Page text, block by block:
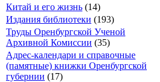
Китай и его жизнь (14)
Издания библиотеки (193)
Труды Оренбургской Ученой
Архивной Комиссии (35)
Адрес-календари и справочные
(памятные) книжки Оренбургской
губернии (17)